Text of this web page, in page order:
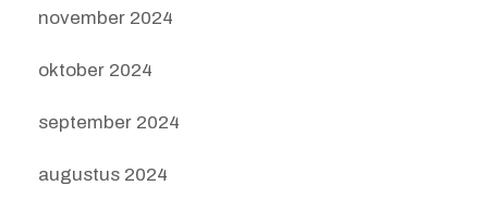
november 2024
oktober 2024
september 2024
augustus 2024